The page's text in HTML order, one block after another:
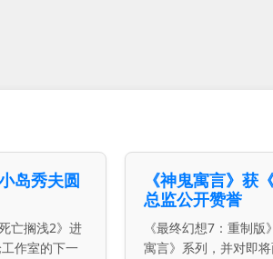
岛秀夫圆
亡搁浅2》进
作室的下一
《神鬼寓言》获
总监公开赞誉
《最终幻想7：重制
寓言》系列，并对即